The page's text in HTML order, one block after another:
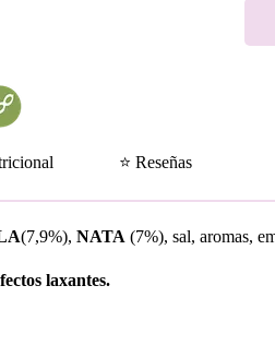
⭐ Reseñas
(7,9%),NATA (7%), sal, aromas,
laxantes.